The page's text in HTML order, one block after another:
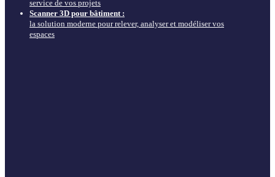
service de vos projets
Scanner 3D pour bâtiment :
la solution moderne pour relever, analyser et modéliser vos
espaces